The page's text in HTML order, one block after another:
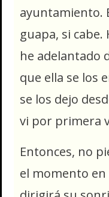
ayuntamiento.
guapa, si cabe.
he adelantado
que ella se los
se los dejo
vi por primera
Entonces, no
el momento